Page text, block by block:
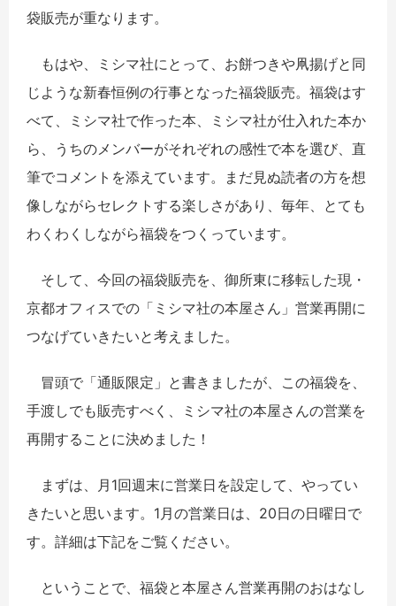
袋販売が重なります。
もはや、ミシマ社にとって、お餅つきや凧揚げと同
じような新春恒例の行事となった福袋販売。福袋はす
べて、ミシマ社で作った本、ミシマ社が仕入れた本か
ら、うちのメンバーがそれぞれの感性で本を選び、直
筆でコメントを添えています。まだ見ぬ読者の方を想
像しながらセレクトする楽しさがあり、毎年、とても
わくわくしながら福袋をつくっています。
そして、今回の福袋販売を、御所東に移転した現・
京都オフィスでの「ミシマ社の本屋さん」営業再開に
つなげていきたいと考えました。
冒頭で「通販限定」と書きましたが、この福袋を、
手渡しでも販売すべく、ミシマ社の本屋さんの営業を
再開することに決めました！
まずは、月1回週末に営業日を設定して、やってい
きたいと思います。1月の営業日は、20日の日曜日で
す。詳細は下記をご覧ください。
ということで、福袋と本屋さん営業再開のおはなし